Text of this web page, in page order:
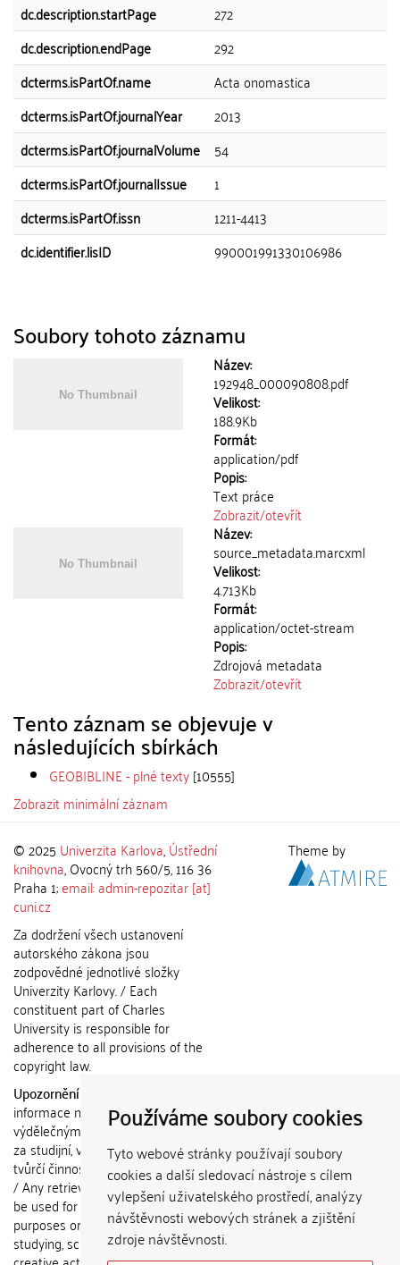
Používáme soubory cookies
Tyto webové stránky používají soubory
cookies a další sledovací nástroje s cílem
vylepšení uživatelského prostředí, analýzy
návštěvnosti webových stránek a zjištění
zdroje návštěvnosti.
dc.description.startPage
272
dc.description.endPage
292
dcterms.isPartOf.name
Acta onomastica
dcterms.isPartOf.journalYear
2013
dcterms.isPartOf.journalVolume
54
dcterms.isPartOf.journalIssue
1
dcterms.isPartOf.issn
1211-4413
dc.identifier.lisID
990001991330106986
Soubory tohoto záznamu
Název:
192948_000090808.pdf
Velikost:
188.9Kb
Formát:
application/pdf
Popis:
Text práce
Zobrazit/otevřít
Název:
source_metadata.marcxml
Velikost:
4.713Kb
Formát:
application/octet-stream
Popis:
Zdrojová metadata
Zobrazit/otevřít
Tento záznam se objevuje v
následujících sbírkách
GEOBIBLINE - plné texty[10555]
Zobrazit minimální záznam
© 2025 Univerzita Karlova,Ústřední
knihovna, Ovocný trh 560/5, 116 36
Praha 1;email: admin-repozitar [at]
cuni.cz
Za dodržení všech ustanovení
autorského zákona jsou
zodpovědné jednotlivé složky
Univerzity Karlovy. / Each
constituent part of Charles
University is responsible for
adherence to all provisions of the
copyright law.
Upozornění / Notice:
informace nemohou být použity k
výdělečným účelům nebo vydávány
za studijní, vědeckou nebo jinou
tvůrčí činnost jiné osoby než autora.
/ Any retrieved information shall not
be used for any commercial
purposes or claimed as results of
studying, scientific or any other
Theme by